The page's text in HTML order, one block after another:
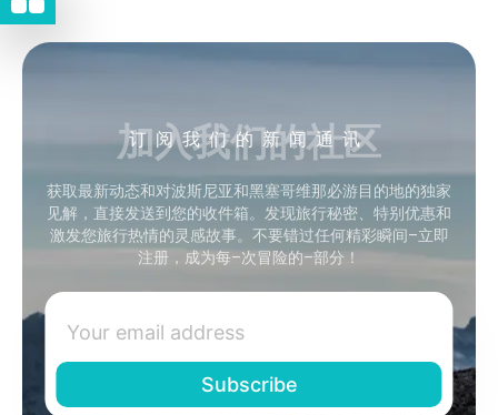
订阅我们的新闻通讯
加入我们的社区
获取最新动态和对波斯尼亚和黑塞哥维那必游目的地的独家
见解，直接发送到您的收件箱。发现旅行秘密、特别优惠和
激发您旅行热情的灵感故事。不要错过任何精彩瞬间–立即
注册，成为每–次冒险的–部分！